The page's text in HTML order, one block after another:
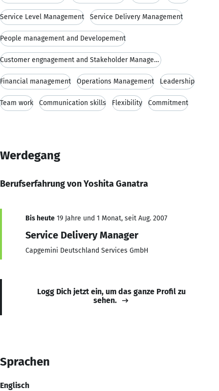
Service Level Management Service Delivery Management
People management and Developement
Customer engnagement and Stakeholder Management
Financial management Operations Management Leadership
Team work Communication skills Flexibility Commitment
Werdegang
Berufserfahrung von Yoshita Ganatra
Bis heute 19 Jahre und 1 Monat, seit Aug. 2007
Service Delivery Manager
Capgemini Deutschland Services GmbH
Logg Dich jetzt ein, um das ganze Profil zu
sehen.
Sprachen
Englisch